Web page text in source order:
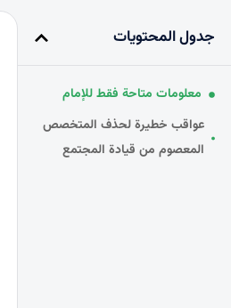
جدول المحتويات
معلومات متاحة فقط للإمام
عواقب خطيرة لحذف المتخصص
المعصوم من قيادة المجتمع